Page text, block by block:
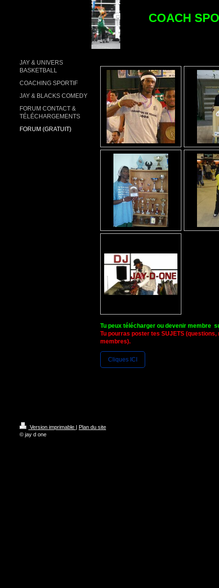
COACH
JAY & UNIVERS
BASKETBALL
COACHING SPORTIF
JAY & BLACKS COMEDY
FORUM CONTACT &
TÉLÉCHARGEMENTS
FORUM (GRATUIT)
Tu peux télécharger ou devenir membre
Tu pourras poster tes SUJETS
membres).
Cliques ICI
Version imprimable | Plan du site
© jay d one